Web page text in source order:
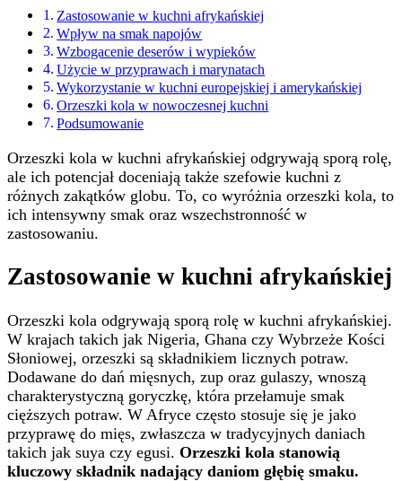
Zastosowanie w kuchni afrykańskiej
Wpływ na smak napojów
Wzbogacenie deserów i wypieków
Użycie w przyprawach i marynatach
Wykorzystanie w kuchni europejskiej i amerykańskiej
Orzeszki kola w nowoczesnej kuchni
Podsumowanie
Orzeszki kola w kuchni afrykańskiej odgrywają sporą rolę,
ale ich potencjał doceniają także szefowie kuchni z
różnych zakątków globu. To, co wyróżnia orzeszki kola, to
ich intensywny smak oraz wszechstronność w
zastosowaniu.
Zastosowanie w kuchni afrykańskiej
Orzeszki kola odgrywają sporą rolę w kuchni afrykańskiej.
W krajach takich jak Nigeria, Ghana czy Wybrzeże Kości
Słoniowej, orzeszki są składnikiem licznych potraw.
Dodawane do dań mięsnych, zup oraz gulaszy, wnoszą
charakterystyczną goryczkę, która przełamuje smak
cięższych potraw. W Afryce często stosuje się je jako
przyprawę do mięs, zwłaszcza w tradycyjnych daniach
takich jak suya czy egusi. Orzeszki kola stanowią
kluczowy składnik nadający daniom głębię smaku.